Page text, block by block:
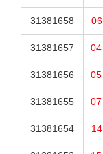
31381658 06
31381657 04
31381656 05
31381655 07
31381654 14